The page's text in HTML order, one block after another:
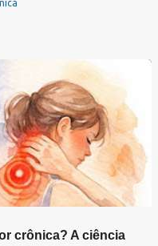
crônica? A ciência